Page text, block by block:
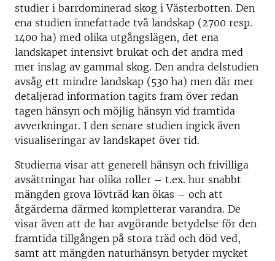
studier i barrdominerad skog i Västerbotten. Den
ena studien innefattade två landskap (2700 resp.
1400 ha) med olika utgångslägen, det ena
landskapet intensivt brukat och det andra med
mer inslag av gammal skog. Den andra delstudien
avsåg ett mindre landskap (530 ha) men där mer
detaljerad information tagits fram över redan
tagen hänsyn och möjlig hänsyn vid framtida
avverkningar. I den senare studien ingick även
visualiseringar av landskapet över tid.
Studierna visar att generell hänsyn och frivilliga
avsättningar har olika roller – t.ex. hur snabbt
mängden grova lövträd kan ökas – och att
åtgärderna därmed kompletterar varandra. De
visar även att de har avgörande betydelse för den
framtida tillgången på stora träd och död ved,
samt att mängden naturhänsyn betyder mycket